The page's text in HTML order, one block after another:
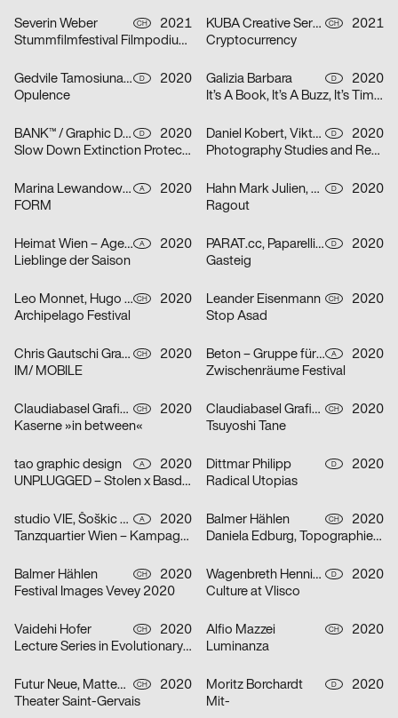
Severin Weber CH
2021
Stummfilmfestival Filmpodium Zürich
KUBA Creative Services CH
2021
Cryptocurrency
Gedvile Tamosiunaite, Jelena Luise, Shuaitong Zong D
2020
Opulence
Galizia Barbara D
2020
It’s A Book, It’s A Buzz, It’s Time to Discuss
BANK™ / Graphic Design Today D
2020
Slow Down Extinction Protect Biodiversity
Daniel Kobert, Viktor Lentzen D
2020
Photography Studies and Research
Marina Lewandowska A
2020
FORM
Hahn Mark Julien, Kormann Raffael D
2020
Ragout
Heimat Wien – Agentur für Veränderung A
2020
Lieblinge der Saison
PARAT.cc, Paparelli Nolan D
2020
Gasteig
Leo Monnet, Hugo Jauffret CH
2020
Archipelago Festival
Leander Eisenmann CH
2020
Stop Asad
Chris Gautschi Graphic & Editorial design CH
2020
IM/ MOBILE
Beton – Gruppe für Gestaltung A
2020
Zwischenräume Festival
Claudiabasel Grafik & Interaktion CH
2020
Kaserne »in between«
Claudiabasel Grafik & Interaktion CH
2020
Tsuyoshi Tane
tao graphic design A
2020
UNPLUGGED – Stolen x Basdban
Dittmar Philipp D
2020
Radical Utopias
studio VIE, Šoškic Katarina, Scherabon Herwig A
2020
Tanzquartier Wien – Kampagne Camilla Schielin
Balmer Hählen CH
2020
Daniela Edburg, Topographies of Transformation
Balmer Hählen CH
2020
Festival Images Vevey 2020
Wagenbreth Henning D
2020
Culture at Vlisco
Vaidehi Hofer CH
2020
Lecture Series in Evolutionary Ecology
Alfio Mazzei CH
2020
Luminanza
Futur Neue, Matteo Venet CH
2020
Theater Saint-Gervais
Moritz Borchardt D
2020
Mit-